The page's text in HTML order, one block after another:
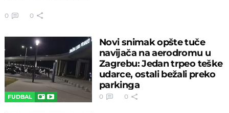
0 0
FUDBAL
Novi snimak opšte tuče
navijača na aerodromu u
Zagrebu: Jedan trpeo teške
udarce, ostali bežali preko
parkinga
0 0